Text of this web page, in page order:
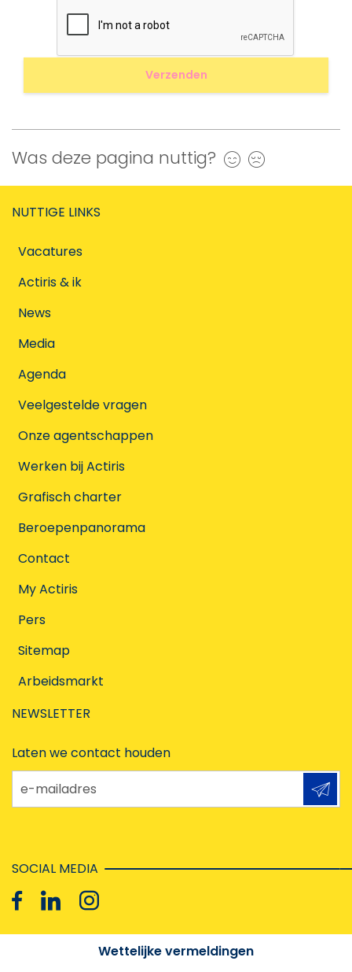
Was deze pagina nuttig? Ja
NUTTIGE LINKS
Vacatures
Actiris & ik
News
Media
Agenda
Veelgestelde vragen
Onze agentschappen
Werken bij Actiris
Grafisch charter
Beroepenpanorama
Contact
My Actiris
Pers
Sitemap
Arbeidsmarkt
NEWSLETTER
Laten we contact houden
e-mailadres
SOCIAL MEDIA
Wettelijke vermeldingen